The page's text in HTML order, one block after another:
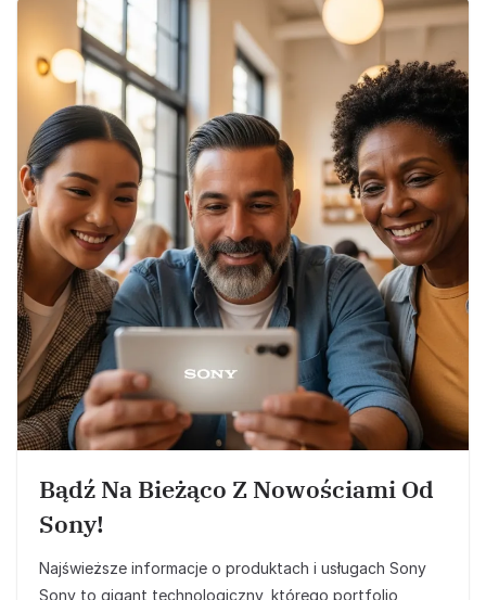
Bądź Na Bieżąco Z Nowościami Od
Sony!
Najświeższe informacje o produktach i usługach Sony
Sony to gigant technologiczny, którego portfolio